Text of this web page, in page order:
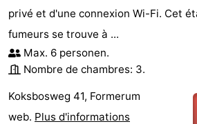
privé et d'une connexion Wi-Fi. Cet
fumeurs se trouve à ...
Max. 6 personen.
Nombre de chambres: 3.
Koksbosweg 41, Formerum
web. Plus d'informations